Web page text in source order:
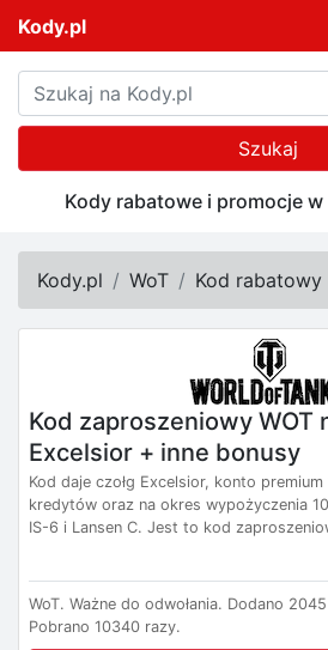
Kody.pl
Szukaj
Kody rabatowe i promocje
Kody.pl WoT Kod rabatowy
Kod zaproszeniowy WOT
Excelsior + inne bonusy
Kod daje czołg Excelsior, konto
kredytów oraz na okres wypożyczenia
IS-6 i Lansen C. Jest to kod
WoT. Ważne do odwołania. Dodano
Pobrano 10340 razy.